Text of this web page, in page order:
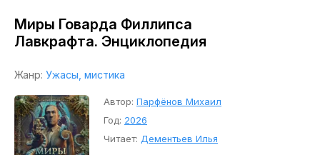
Миры Говарда Филлипса
Лавкрафта. Энциклопедия
Жанр: Ужасы, мистика
Автор: Парфёнов Михаил
Год: 2026
Читает: Дементьев Илья